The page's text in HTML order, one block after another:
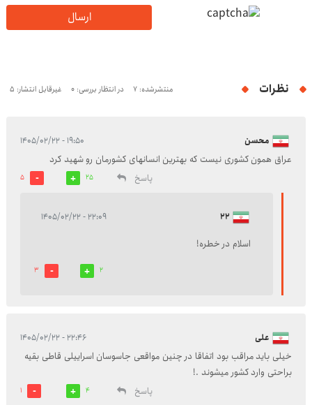
ارسال
نظرات منتشرشده: 7 در انتظار بررسی: 0 غیرقابل انتشار: 5
محسن ۱۹:۵۰ - ۱۴۰۵/۰۲/۲۲
عراق همون کشوری نیست که بهترین انسانهای کشورمان رو شهید کرد
پاسخ
25
5
22 ۲۲:۰۹ - ۱۴۰۵/۰۲/۲۲
اسلام در خطره!
2
3
علی ۲۲:۴۶ - ۱۴۰۵/۰۲/۲۲
خیلی باید مراقب بود اتفاقا در چنین مواقعی جاسوسان اسراییلی قاطی بقیه
براحتی وارد کشور میشوند .!
پاسخ
4
1